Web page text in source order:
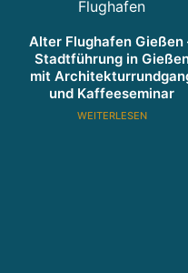
e
k
t
e
Alter Flughafen Gießen
Stadtführung in
mit
und Kaffeeseminar
WEITERLESEN